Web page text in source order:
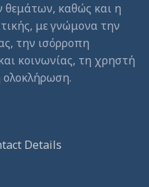
θεμάτων, καθώς και η
με γνώμονα την
την ισόρροπη
κοινωνίας, τη χρηστή
ολοκλήρωση.
Details